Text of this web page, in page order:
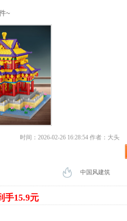
~
时间：2026-02-26 16:28:54 作者：大头
中国风建筑
手15.9元